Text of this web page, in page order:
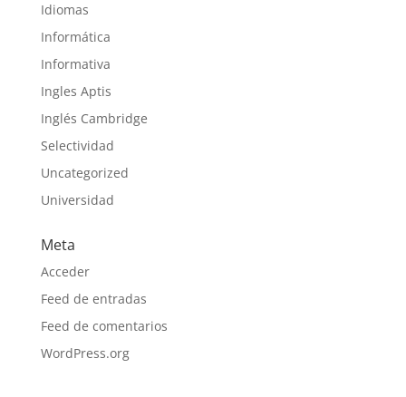
Idiomas
Informática
Informativa
Ingles Aptis
Inglés Cambridge
Selectividad
Uncategorized
Universidad
Meta
Acceder
Feed de entradas
Feed de comentarios
WordPress.org